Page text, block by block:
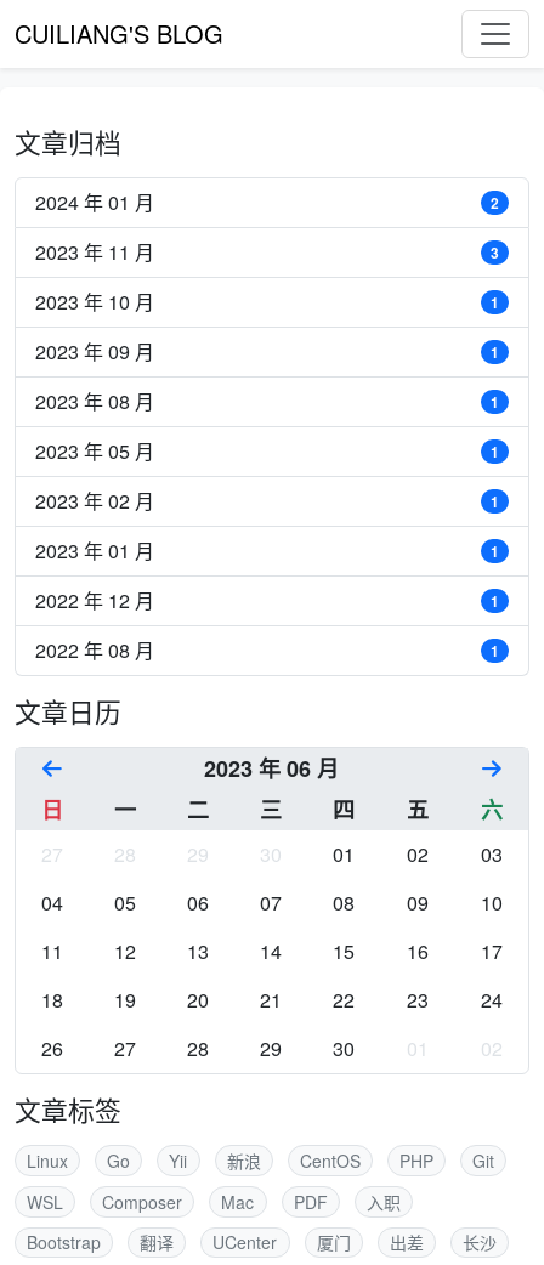
CUILIANG'S BLOG
文章归档
2024 年 01 月 2
2023 年 11 月 3
2023 年 10 月 1
2023 年 09 月 1
2023 年 08 月 1
2023 年 05 月 1
2023 年 02 月 1
2023 年 01 月 1
2022 年 12 月 1
2022 年 08 月 1
文章日历
2023 年 06 月
日
一 二 三 四 五 六
27 28 29 30 01 02
03
04
05 06 07 08 09
10
11
12 13 14 15 16
17
18
19 20 21 22 23
24
26
27 28 29 30 01 02
文章标签
Linux Go Yii 新浪 CentOS PHP
Git
WSL
Composer Mac PDF
入职
Bootstrap
翻译 UCenter 厦门 出差
长沙